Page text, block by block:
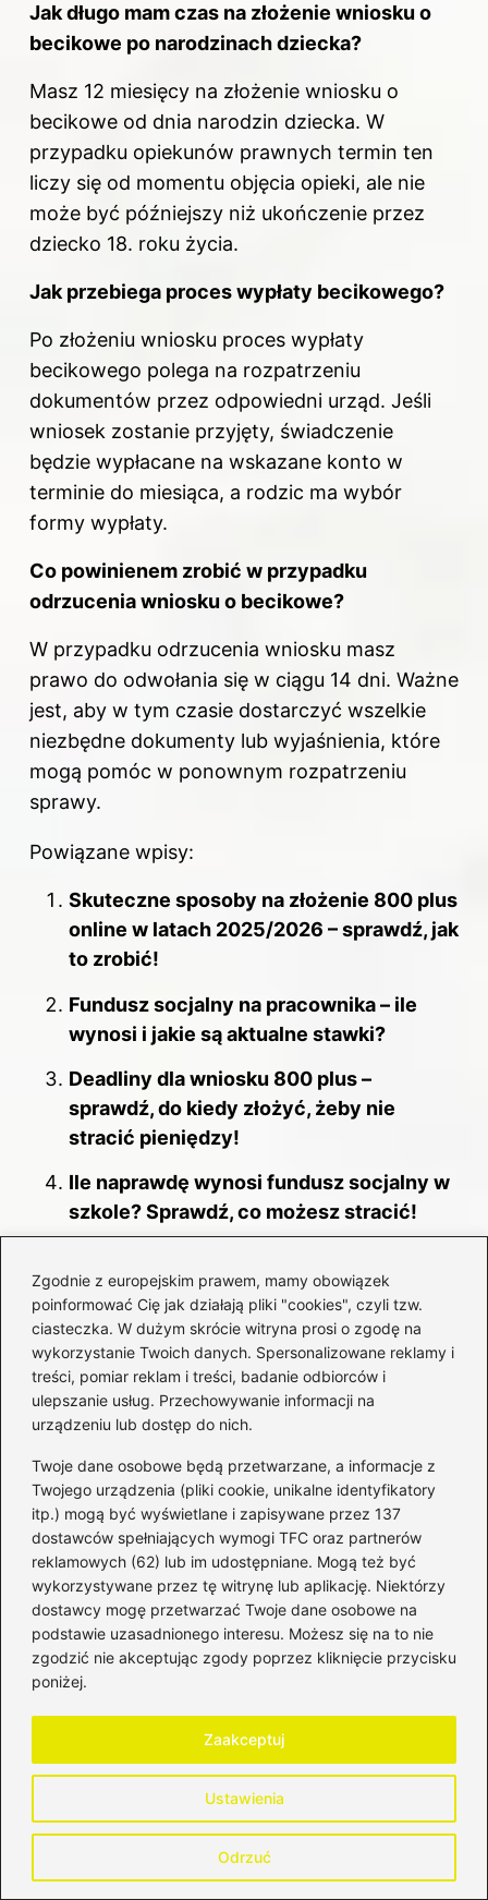
Zgodnie z europejskim prawem, mamy obowiązek
poinformować Cię jak działają pliki "cookies", czyli tzw.
ciasteczka. W dużym skrócie witryna prosi o zgodę na
wykorzystanie Twoich danych. Spersonalizowane reklamy i
treści, pomiar reklam i treści, badanie odbiorców i
ulepszanie usług. Przechowywanie informacji na
urządzeniu lub dostęp do nich.
Twoje dane osobowe będą przetwarzane, a informacje z
Twojego urządzenia (pliki cookie, unikalne identyfikatory
itp.) mogą być wyświetlane i zapisywane przez 137
dostawców spełniających wymogi TFC oraz partnerów
reklamowych (62) lub im udostępniane. Mogą też być
wykorzystywane przez tę witrynę lub aplikację. Niektórzy
dostawcy mogę przetwarzać Twoje dane osobowe na
podstawie uzasadnionego interesu. Możesz się na to nie
zgodzić nie akceptując zgody poprzez kliknięcie przycisku
poniżej.
Ustawienia
Odrzuć
Zaakceptuj
Jak długo mam czas na złożenie wniosku o
becikowe po narodzinach dziecka?
Masz 12 miesięcy na złożenie wniosku o
becikowe od dnia narodzin dziecka. W
przypadku opiekunów prawnych termin ten
liczy się od momentu objęcia opieki, ale nie
może być późniejszy niż ukończenie przez
dziecko 18. roku życia.
Jak przebiega proces wypłaty becikowego?
Po złożeniu wniosku proces wypłaty
becikowego polega na rozpatrzeniu
dokumentów przez odpowiedni urząd. Jeśli
wniosek zostanie przyjęty, świadczenie
będzie wypłacane na wskazane konto w
terminie do miesiąca, a rodzic ma wybór
formy wypłaty.
Co powinienem zrobić w przypadku
odrzucenia wniosku o becikowe?
W przypadku odrzucenia wniosku masz
prawo do odwołania się w ciągu 14 dni. Ważne
jest, aby w tym czasie dostarczyć wszelkie
niezbędne dokumenty lub wyjaśnienia, które
mogą pomóc w ponownym rozpatrzeniu
sprawy.
Powiązane wpisy:
Skuteczne sposoby na złożenie 800 plus
online w latach 2025/2026 – sprawdź, jak
to zrobić!
Fundusz socjalny na pracownika – ile
wynosi i jakie są aktualne stawki?
Deadliny dla wniosku 800 plus –
sprawdź, do kiedy złożyć, żeby nie
stracić pieniędzy!
Ile naprawdę wynosi fundusz socjalny w
szkole? Sprawdź, co możesz stracić!
maksymalne świadczenie sięgające
1000 zł
Jak złożyć nowy wniosek do ZUS o 800
plus? Terminy, które musisz znać!
Dofinansowania dla osób
niepełnosprawnych – kluczowe
informacje i dostępne wsparcie
Jak złożyć 800 plus wniosek online w
2026 roku i nie stracić pieniędzy?
Dofinansowanie do telewizora – sprawdź,
czy jesteś uprawniony!
Nowe wsparcie 800 plus dla Ukrainy: Kto
skorzysta i jakie zmiany w obowiązkach?
Becikowe online krok po kroku
Proces wypłaty becikowego
Terminy składania wniosku o becikowe